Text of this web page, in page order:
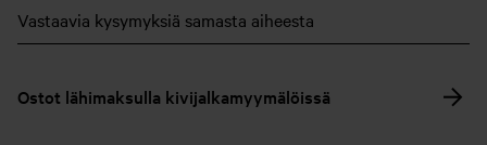
Vastaavia kysymyksiä samasta aiheesta
Ostot lähimaksulla kivijalkamyymälöissä